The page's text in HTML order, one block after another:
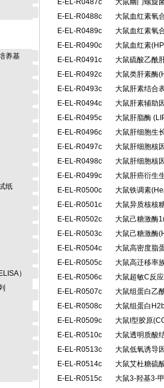
养基
纸
）
E-EL-R0487c
大鼠幽门螺旋
E-EL-R0488c
大鼠血红素氧
E-EL-R0489c
大鼠血红素氧
E-EL-R0490c
大鼠血红素
E-EL-R0491c
大鼠硫酸乙酰
E-EL-R0492c
大鼠类肝素酶
E-EL-R0493c
大鼠肝素结合
E-EL-R0494c
大鼠肝素辅助
E-EL-R0495c
大鼠肝脂酶
E-EL-R0496c
大鼠肝细胞生
E-EL-R0497c
大鼠肝细胞核
E-EL-R0498c
大鼠肝细胞核
E-EL-R0499c
大鼠肝癌衍生
E-EL-R0500c
大鼠铁调素
E-EL-R0501c
大鼠异质核核
E-EL-R0502c
大鼠己糖激酶
E-EL-R0503c
大鼠己糖激酶
E-EL-R0504c
大鼠高密度脂
E-EL-R0505c
大鼠高迁移率
E-EL-R0506c
大鼠超敏C反
E-EL-R0507c
大鼠组蛋白乙
E-EL-R0508c
大鼠组蛋白
E-EL-R0509c
大鼠I型胶原
E-EL-R0510c
大鼠透明质酸
E-EL-R0513c
大鼠低氧诱导
E-EL-R0514c
大鼠艾杜糖硫
E-EL-R0515c
大鼠3-羟基3-